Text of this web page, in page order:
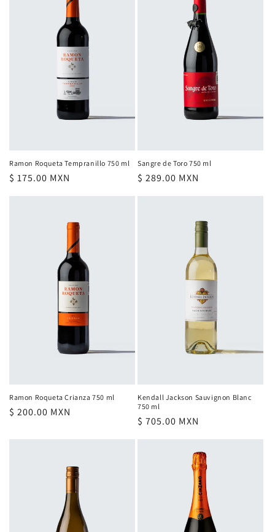
Ramon Roqueta Tempranillo 750 ml
Precio
$ 175.00 MXN
Sangre de Toro 750 ml
Precio
$ 289.00 MXN
Ramon Roqueta Crianza 750 ml
Precio
$ 200.00 MXN
Kendall Jackson Sauvignon Blanc
750 ml
Precio
habitual
$ 705.00 MXN